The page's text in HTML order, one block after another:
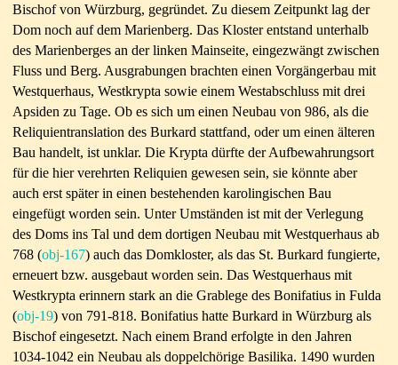
Bischof von Würzburg, gegründet. Zu diesem Zeitpunkt lag der
Dom noch auf dem Marienberg. Das Kloster entstand unterhalb
des Marienberges an der linken Mainseite, eingezwängt zwischen
Fluss und Berg. Ausgrabungen brachten einen Vorgängerbau mit
Westquerhaus, Westkrypta sowie einem Westabschluss mit drei
Apsiden zu Tage. Ob es sich um einen Neubau von 986, als die
Reliquientranslation des Burkard stattfand, oder um einen älteren
Bau handelt, ist unklar. Die Krypta dürfte der Aufbewahrungsort
für die hier verehrten Reliquien gewesen sein, sie könnte aber
auch erst später in einen bestehenden karolingischen Bau
eingefügt worden sein. Unter Umständen ist mit der Verlegung
des Doms ins Tal und dem dortigen Neubau mit Westquerhaus ab
768 (obj-167) auch das Domkloster, als das St. Burkard fungierte,
erneuert bzw. ausgebaut worden sein. Das Westquerhaus mit
Westkrypta erinnern stark an die Grablege des Bonifatius in Fulda
(obj-19) von 791-818. Bonifatius hatte Burkard in Würzburg als
Bischof eingesetzt. Nach einem Brand erfolgte in den Jahren
1034-1042 ein Neubau als doppelchörige Basilika. 1490 wurden